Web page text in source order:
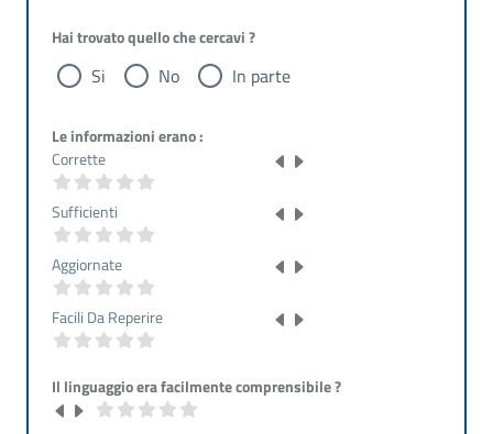
Hai trovato quello che cercavi ?
Si No In parte
Le informazioni erano :
Corrette
Sufficienti
Aggiornate
Facili Da Reperire
Il linguaggio era facilmente comprensibile ?